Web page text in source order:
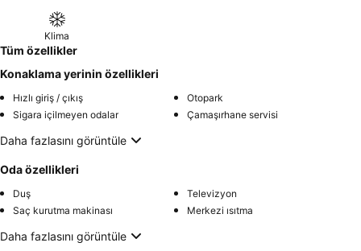
Klima
Tüm özellikler
Konaklama yerinin özellikleri
Hızlı giriş / çıkış
Otopark
Sigara içilmeyen odalar
Çamaşırhane servisi
Daha fazlasını görüntüle
Oda özellikleri
Duş
Televizyon
Saç kurutma makinası
Merkezi ısıtma
Daha fazlasını görüntüle